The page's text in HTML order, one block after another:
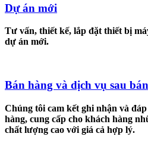
Dự án mới
Tư vấn, thiết kế, lắp đặt thiết bị
dự án mới.
Bán hàng và dịch vụ sau
Chúng tôi cam kết ghi nhận và
hàng, cung cấp cho khách hàng
chất lượng cao với giá cả hợp lý.